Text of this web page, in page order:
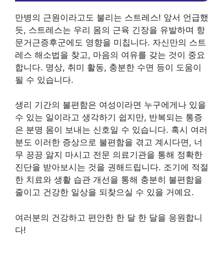
만병의 근원이라고도 불리는 스트레스! 앞서 언급했
듯, 스트레스는 우리 몸의 근육 긴장을 유발하며 항
문거근증후군에도 영향을 미칩니다. 자신만의 스트
레스 해소법을 찾고, 마음의 여유를 갖는 것이 중요
합니다. 명상, 취미 활동, 충분한 수면 등이 도움이
될 수 있습니다.
생리 기간의 불편함은 여성이라면 누구에게나 있을
수 있는 일이라고 생각하기 쉽지만, 반복되는 통증
은 분명 몸이 보내는 신호일 수 있습니다. 혹시 여러
분도 이러한 증상으로 불편함을 겪고 계시다면, 너
무 끙끙 앓지 마시고 전문 의료기관을 통해 정확한
진단을 받아보시는 것을 권해드립니다. 조기에 적절
한 치료와 생활 습관 개선을 통해 충분히 불편함을
줄이고 건강한 일상을 되찾으실 수 있을 거예요.
여러분의 건강하고 편안한 한 달 한 달을 응원합니
다!